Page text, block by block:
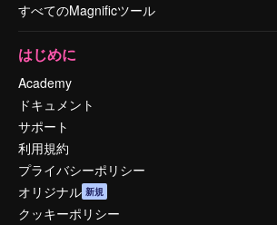
すべてのMagnificツール
はじめに
Academy
ドキュメント
サポート
利用規約
プライバシーポリシー
オリジナル 新規
クッキーポリシー